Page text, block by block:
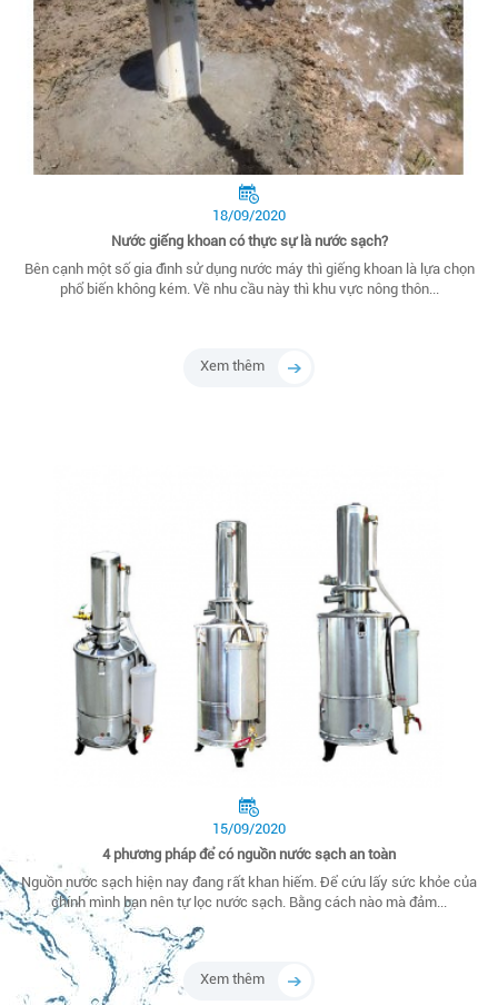
18/09/2020
Nước giếng khoan có thực sự là nước sạch?
Bên cạnh một số gia đình sử dụng nước máy thì giếng khoan là lựa chọn
phổ biến không kém. Về nhu cầu này thì khu vực nông thôn...
Xem thêm
15/09/2020
4 phương pháp để có nguồn nước sạch an toàn
Nguồn nước sạch hiện nay đang rất khan hiếm. Để cứu lấy sức khỏe của
chính mình bạn nên tự lọc nước sạch. Bằng cách nào mà đảm...
Xem thêm